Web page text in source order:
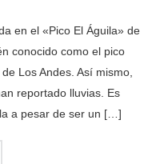
en el «Pico El Águila» de
conocido como el pico
Los Andes. Así mismo,
reportado lluvias. Es
a pesar de ser un […]